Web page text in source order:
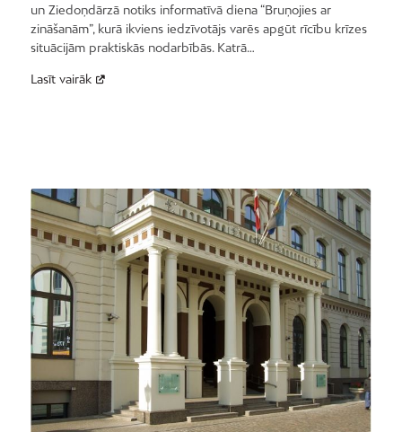
un Ziedoņdārzā notiks informatīvā diena “Bruņojies ar
zināšanām”, kurā ikviens iedzīvotājs varēs apgūt rīcību krīzes
situācijām praktiskās nodarbībās. Katrā…
Lasīt vairāk